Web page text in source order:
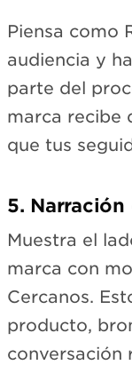
Piensa como
audiencia y
parte del
marca recibe
que tus
5.
Muestra el
marca con
Cercanos.
producto,
conversación